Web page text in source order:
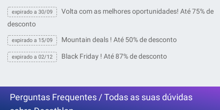
expirado a 30/09
Volta com as melhores oportunidades! Até 75% de
desconto
expirado a 15/09 Mountain deals ! Até 50% de desconto
expirado a 02/12 Black Friday ! Até 87% de desconto
Perguntas Frequentes / Todas as suas dúvidas